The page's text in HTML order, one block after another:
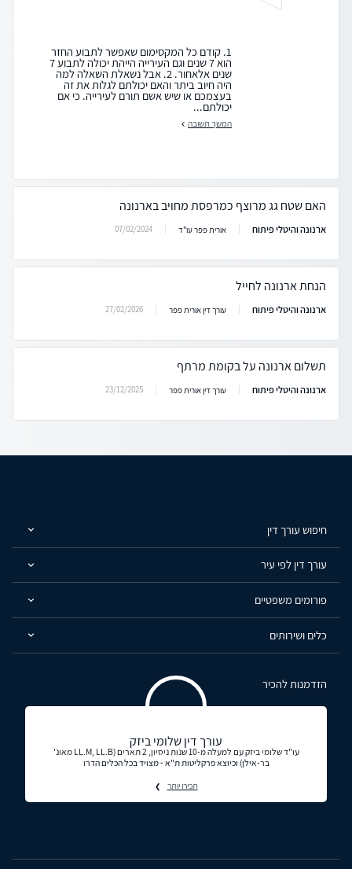
1. קודם כל המקסימום שאפשר לתבוע החזר
הוא 7 שנים וגם העירייה הייהת יכולה לתבוע 7
שנים אלאחור. 2. אבל נשאלת השאלה למה
היה חיוב ביתר והאם יכולתם לגלות את זה
בעצמכם או שיש אשם תורם לעירייה. כי אם
יכולתם...
המשך תשובה
האם שטח גג מרוצף כמרפסת מחויב בארנונה
ארנונה והיטלי פיתוח אורית פפר עו"ד 07/02/2024
הנחת ארנונה לחייל
ארנונה והיטלי פיתוח עורך דין אורית פפר 27/02/2026
תשלום ארנונה על בקומת מרתף
ארנונה והיטלי פיתוח עורך דין אורית פפר 23/12/2025
חיפוש עורך דין
עורך דין לפי עיר
פורומים משפטיים
כלים ושירותים
הזדמנות להכיר
עורך דין שלומי ביזק
עו"ד שלומי ביזק עם למעלה מ-10 שנות ניסיון, 2 תארים (LL.M, LL.B מאונ'
בר-אילן) וכיוצא פרקליטות ת"א - מצויד בכל הכלים הדרו
תכירו יותר